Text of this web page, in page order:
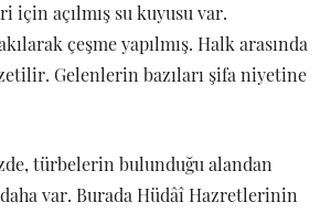
için açılmış su kuyusu var.
çeşme yapılmış. Halk arasında
Gelenlerin bazıları şifa niyetine
türbelerin bulunduğu alandan
var. Burada Hüdâî Hazretlerinin